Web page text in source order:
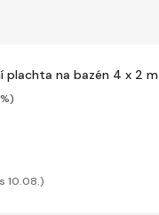
plachta na bazén 4 x 2 m
10.08.)